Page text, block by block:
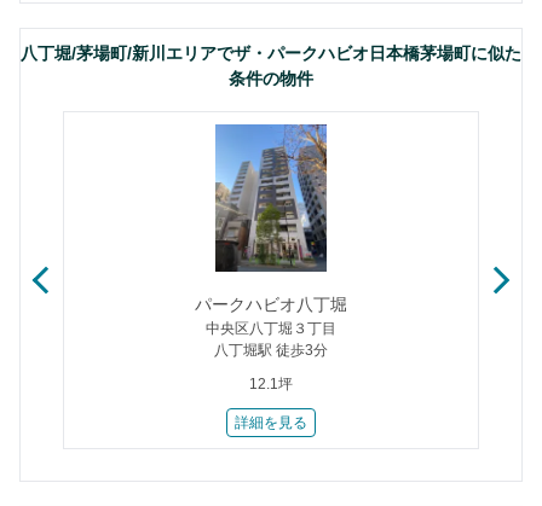
八丁堀/茅場町/新川エリアでザ・パークハビオ日本橋茅場町に似た
条件の物件
パークハビオ八丁堀
中央区八丁堀３丁目
八丁堀駅 徒歩3分
12.1坪
詳細を見る